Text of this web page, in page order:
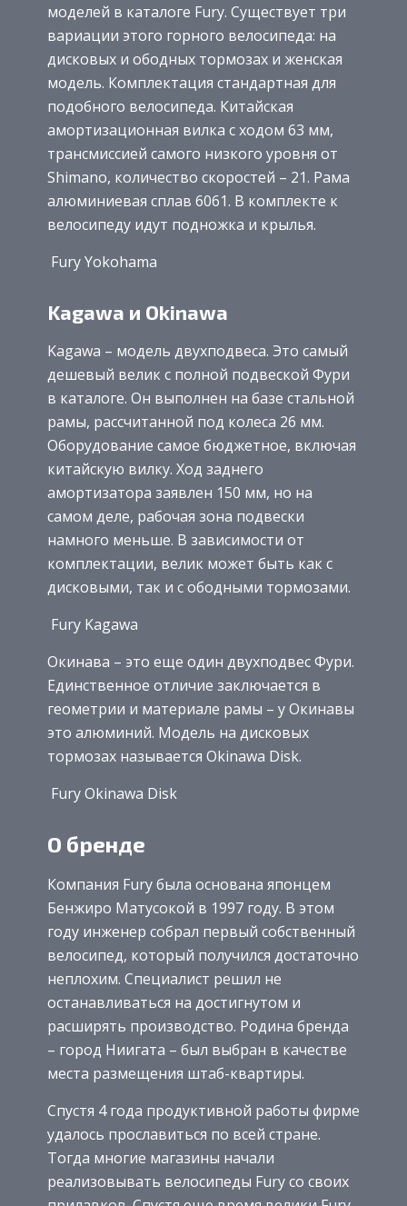
моделей в каталоге Fury. Существует три
вариации этого горного велосипеда: на
дисковых и ободных тормозах и женская
модель. Комплектация стандартная для
подобного велосипеда. Китайская
амортизационная вилка с ходом 63 мм,
трансмиссией самого низкого уровня от
Shimano, количество скоростей – 21. Рама
алюминиевая сплав 6061. В комплекте к
велосипеду идут подножка и крылья.
Fury Yokohama
Kagawa и Okinawa
Kagawa – модель двухподвеса. Это самый
дешевый велик с полной подвеской Фури
в каталоге. Он выполнен на базе стальной
рамы, рассчитанной под колеса 26 мм.
Оборудование самое бюджетное, включая
китайскую вилку. Ход заднего
амортизатора заявлен 150 мм, но на
самом деле, рабочая зона подвески
намного меньше. В зависимости от
комплектации, велик может быть как с
дисковыми, так и с ободными тормозами.
Fury Kagawa
Окинава – это еще один двухподвес Фури.
Единственное отличие заключается в
геометрии и материале рамы – у Окинавы
это алюминий. Модель на дисковых
тормозах называется Okinawa Disk.
Fury Okinawa Disk
О бренде
Компания Fury была основана японцем
Бенжиро Матусокой в 1997 году. В этом
году инженер собрал первый собственный
велосипед, который получился достаточно
неплохим. Специалист решил не
останавливаться на достигнутом и
расширять производство. Родина бренда
– город Ниигата – был выбран в качестве
места размещения штаб-квартиры.
Спустя 4 года продуктивной работы фирме
удалось прославиться по всей стране.
Тогда многие магазины начали
реализовывать велосипеды Fury со своих